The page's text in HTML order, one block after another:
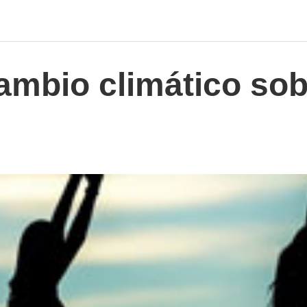
climático